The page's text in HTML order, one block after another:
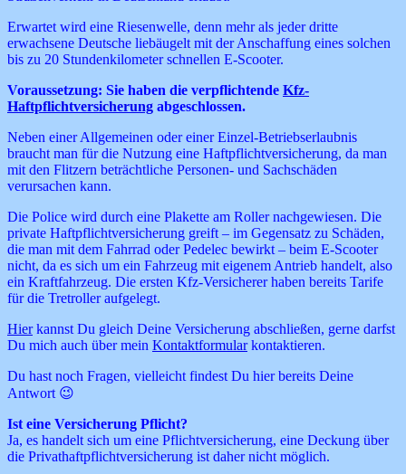
Erwartet wird eine Riesenwelle, denn mehr als jeder dritte
erwachsene Deutsche liebäugelt mit der Anschaffung eines solchen
bis zu 20 Stundenkilometer schnellen E-Scooter.
Voraussetzung: Sie haben die verpflichtende Kfz-
Haftpflichtversicherung abgeschlossen.
Neben einer Allgemeinen oder einer Einzel-Betriebserlaubnis
braucht man für die Nutzung eine Haftpflichtversicherung, da man
mit den Flitzern beträchtliche Personen- und Sachschäden
verursachen kann.
Die Police wird durch eine Plakette am Roller nachgewiesen. Die
private Haftpflichtversicherung greift – im Gegensatz zu Schäden,
die man mit dem Fahrrad oder Pedelec bewirkt – beim E-Scooter
nicht, da es sich um ein Fahrzeug mit eigenem Antrieb handelt, also
ein Kraftfahrzeug. Die ersten Kfz-Versicherer haben bereits Tarife
für die Tretroller aufgelegt.
Hierkannst Du gleich Deine Versicherung abschließen, gerne darfst
Du mich auch über mein Kontaktformularkontaktieren.
Du hast noch Fragen, vielleicht findest Du hier bereits Deine
Antwort 😉
Ist eine Versicherung Pflicht?
Ja, es handelt sich um eine Pflichtversicherung, eine Deckung über
die Privathaftpflichtversicherung ist daher nicht möglich.